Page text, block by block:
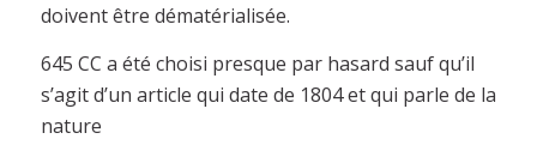
doivent être dématérialisée.
645 CC a été choisi presque par hasard sauf qu’il
s’agit d’un article qui date de 1804 et qui parle de la
nature